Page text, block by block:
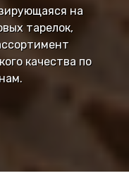
на
тарелок,
качества по